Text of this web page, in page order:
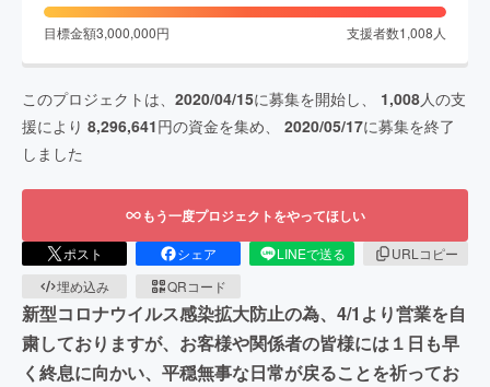
目標金額3,000,000円 支援者数1,008 人
このプロジェクトは、 2020/04/15に募集を開始し、 1,008人の支
援により 8,296,641円の資金を集め、 2020/05/17に募集を終了
しました
もう一度プロジェクトをやってほしい
ポスト シェア LINEで送る
URLコピー
埋め込み
QRコード
新型コロナウイルス感染拡大防止の為、4/1より営業を自
粛しておりますが、お客様や関係者の皆様には１日も早
く終息に向かい、平穏無事な日常が戻ることを祈ってお